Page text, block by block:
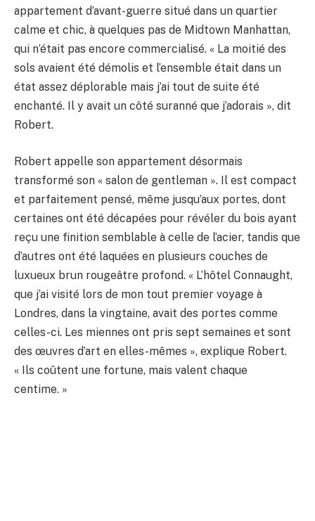
appartement d’avant-guerre situé dans un quartier
calme et chic, à quelques pas de Midtown Manhattan,
qui n’était pas encore commercialisé. « La moitié des
sols avaient été démolis et l’ensemble était dans un
état assez déplorable mais j’ai tout de suite été
enchanté. Il y avait un côté suranné que j’adorais », dit
Robert.
Robert appelle son appartement désormais
transformé son « salon de gentleman ». Il est compact
et parfaitement pensé, même jusqu’aux portes, dont
certaines ont été décapées pour révéler du bois ayant
reçu une finition semblable à celle de l’acier, tandis que
d’autres ont été laquées en plusieurs couches de
luxueux brun rougeâtre profond. « L’hôtel Connaught,
que j’ai visité lors de mon tout premier voyage à
Londres, dans la vingtaine, avait des portes comme
celles-ci. Les miennes ont pris sept semaines et sont
des œuvres d’art en elles-mêmes », explique Robert.
« Ils coûtent une fortune, mais valent chaque
centime. »